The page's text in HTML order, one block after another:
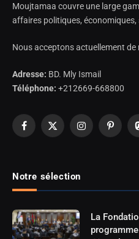
Moujtamaa couvre une large
affaires politiques,
Nous acceptons actuellement
Adresse: BD. Mly Ismail
Téléphone: +212669-668800
Facebook
X
Instagram
Notre sélection
La